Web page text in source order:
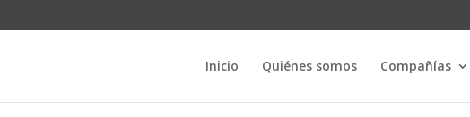
Inicio Quiénes somos Compañías